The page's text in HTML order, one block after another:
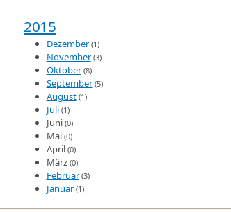
2015
Dezember (1)
November (3)
Oktober (8)
September (5)
August (1)
Juli (1)
Juni (0)
Mai (0)
April (0)
März (0)
Februar (3)
Januar (1)